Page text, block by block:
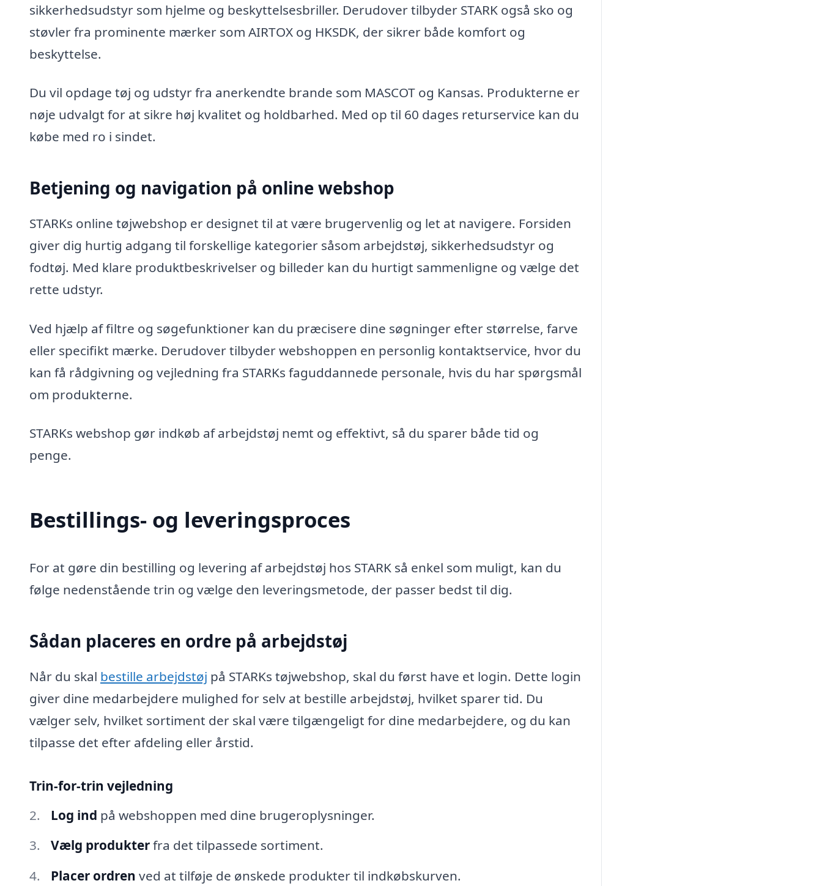
sikkerhedsudstyr som hjelme og beskyttelsesbriller. Derudover tilbyder STARK også sko og
støvler fra prominente mærker som AIRTOX og HKSDK, der sikrer både komfort og
beskyttelse.
Du vil opdage tøj og udstyr fra anerkendte brande som MASCOT og Kansas. Produkterne er
nøje udvalgt for at sikre høj kvalitet og holdbarhed. Med op til 60 dages returservice kan du
købe med ro i sindet.
Betjening og navigation på online webshop
STARKs online tøjwebshop er designet til at være brugervenlig og let at navigere. Forsiden
giver dig hurtig adgang til forskellige kategorier såsom arbejdstøj, sikkerhedsudstyr og
fodtøj. Med klare produktbeskrivelser og billeder kan du hurtigt sammenligne og vælge det
rette udstyr.
Ved hjælp af filtre og søgefunktioner kan du præcisere dine søgninger efter størrelse, farve
eller specifikt mærke. Derudover tilbyder webshoppen en personlig kontaktservice, hvor du
kan få rådgivning og vejledning fra STARKs faguddannede personale, hvis du har spørgsmål
om produkterne.
STARKs webshop gør indkøb af arbejdstøj nemt og effektivt, så du sparer både tid og
penge.
Bestillings- og leveringsproces
For at gøre din bestilling og levering af arbejdstøj hos STARK så enkel som muligt, kan du
følge nedenstående trin og vælge den leveringsmetode, der passer bedst til dig.
Sådan placeres en ordre på arbejdstøj
Når du skal bestille arbejdstøj på STARKs tøjwebshop, skal du først have et login. Dette login
giver dine medarbejdere mulighed for selv at bestille arbejdstøj, hvilket sparer tid. Du
vælger selv, hvilket sortiment der skal være tilgængeligt for dine medarbejdere, og du kan
tilpasse det efter afdeling eller årstid.
Trin-for-trin vejledning
Log ind på webshoppen med dine brugeroplysninger.
Vælg produkterfra det tilpassede sortiment.
Placer ordren ved at tilføje de ønskede produkter til indkøbskurven.